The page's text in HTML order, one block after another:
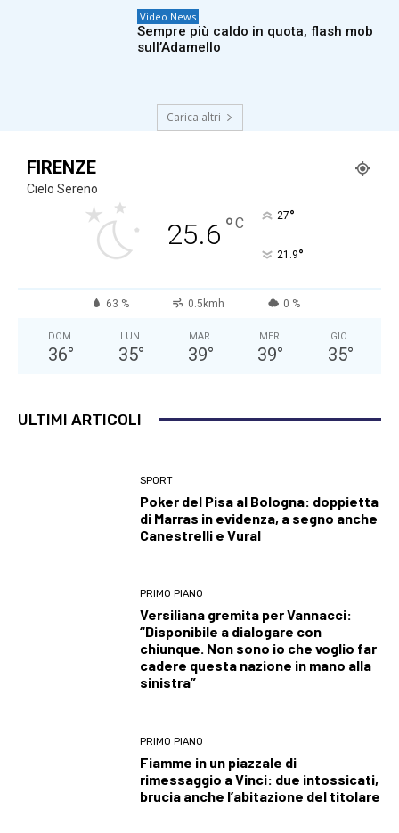
Video News
Sempre più caldo in quota, flash mob
sull’Adamello
Carica altri
FIRENZE
Cielo Sereno
25.6 °C 27°
21.9°
63 % 0.5kmh 0 %
DOM
36°
LUN
35°
MAR
39°
MER
39°
GIO
35°
ULTIMI ARTICOLI
SPORT
Poker del Pisa al Bologna: doppietta
di Marras in evidenza, a segno anche
Canestrelli e Vural
PRIMO PIANO
Versiliana gremita per Vannacci:
“Disponibile a dialogare con
chiunque. Non sono io che voglio far
cadere questa nazione in mano alla
sinistra”
PRIMO PIANO
Fiamme in un piazzale di
rimessaggio a Vinci: due intossicati,
brucia anche l’abitazione del titolare